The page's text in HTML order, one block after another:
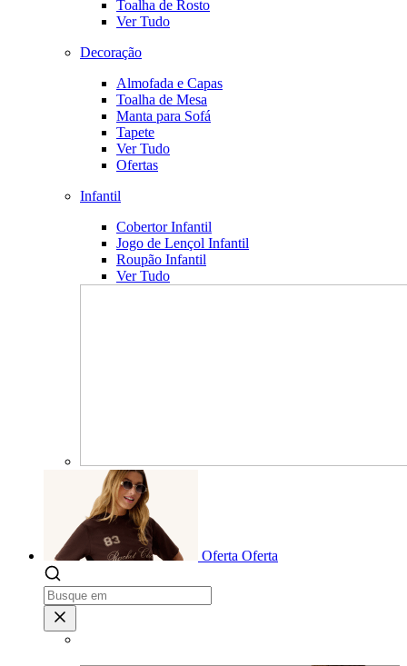
Toalha de Rosto
Ver Tudo
Decoração
Almofada e Capas
Toalha de Mesa
Manta para Sofá
Tapete
Ver Tudo
Ofertas
Infantil
Cobertor Infantil
Jogo de Lençol Infantil
Roupão Infantil
Ver Tudo
Oferta Oferta